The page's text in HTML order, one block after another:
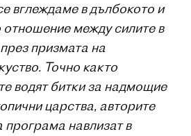
вглеждаме в дълбокото и
отношение между силите в
призмата на
Точно както
водят битки за надмощие
царства, авторите
програма навлизат в